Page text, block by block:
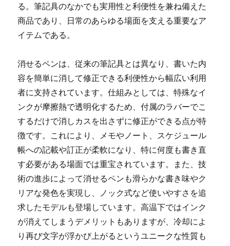
る。筆記具のなかでも実用性と利便性を兼ね備えた
商品であり、日常のあらゆる場面を支える重要なア
イテムである。
消せるペンは、従来の筆記具とは異なり、書いた内
容を簡単に消して修正できる利便性から幅広い利用
者に支持されています。仕組みとしては、特殊なイ
ンクが摩擦熱で透明化するため、付属のラバーでこ
するだけで消しカスを出さずに修正ができる点が特
徴です。これにより、メモやノート、スケジュール
帳への記載や訂正が柔軟になり、特に何度も書き直
す必要がある場面では重宝されています。また、技
術の進歩によって消せるペンも滑らかな書き味やク
リアな発色を実現し、ノック式など使いやすさを追
求したモデルも登場しています。高温下ではインク
が消えてしまうデメリットもありますが、冷却によ
り再び文字が浮かび上がるというユニークな性質も